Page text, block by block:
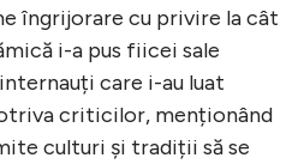
îngrijorare cu privire la cât
i-a pus fiicei sale
care i-au luat
criticilor, menționând
culturi și tradiții să se